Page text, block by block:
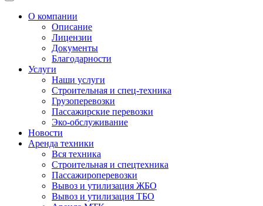
О компании
Описание
Лицензии
Документы
Благодарности
Услуги
Наши услуги
Строительная и спец-техника
Грузоперевозки
Пассажирские перевозки
Эко-обслуживание
Новости
Аренда техники
Вся техника
Строительная и спецтехника
Пассажироперевозки
Вывоз и утилизация ЖБО
Вывоз и утилизация ТБО